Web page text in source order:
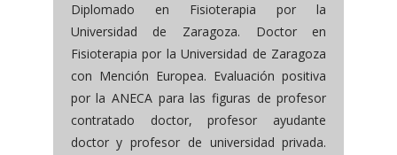
Diplomado en Fisioterapia por la
Universidad de Zaragoza. Doctor en
Fisioterapia por la Universidad de Zaragoza
con Mención Europea. Evaluación positiva
por la ANECA para las figuras de profesor
contratado doctor, profesor ayudante
doctor y profesor de universidad privada.